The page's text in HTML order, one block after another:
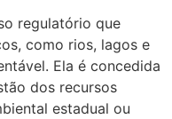
regulatório que
como rios, lagos e
Ela é concedida
dos recursos
estadual ou